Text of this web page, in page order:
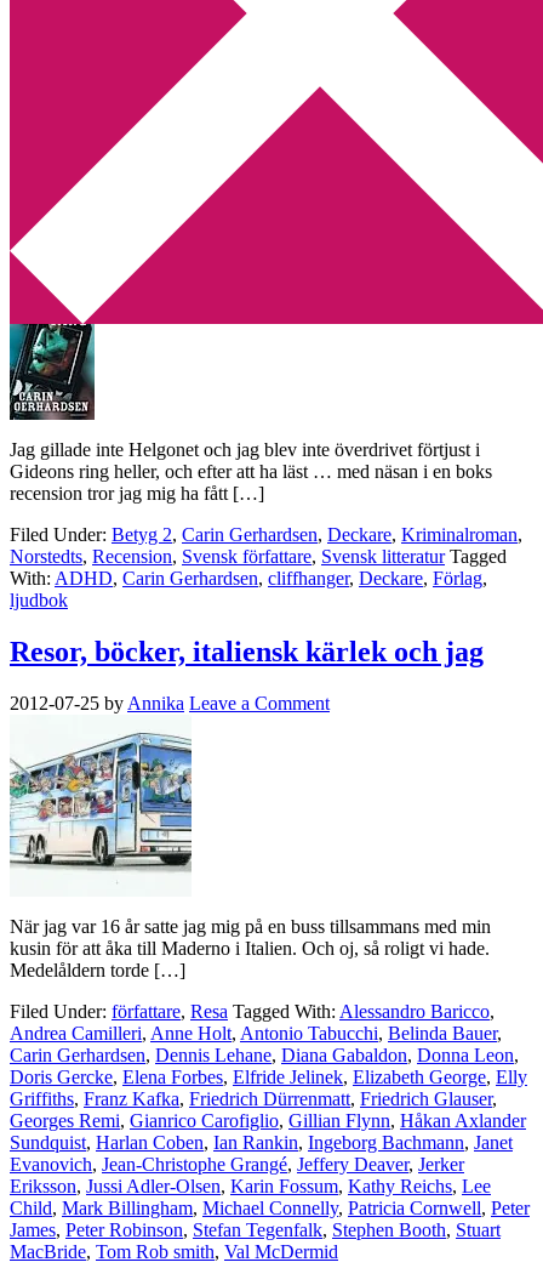
Utskriftscentralen
Min tv-blogg
You are here:Home Archives for Carin Gerhardsen
Recension: Gideons Ring av Carin
Gerhardsen
2013-08-28 byAnnika
Jag gillade inte Helgonet och jag blev inte överdrivet förtjust i
Gideons ring heller, och efter att ha läst … med näsan i en boks
recension tror jag mig ha fått […]
Filed Under: Betyg 2, Carin Gerhardsen, Deckare, Kriminalroman,
Norstedts, Recension, Svensk författare, Svensk litteratur Tagged
With: ADHD, Carin Gerhardsen, cliffhanger, Deckare, Förlag,
ljudbok
Resor, böcker, italiensk kärlek och jag
2012-07-25 by Annika Leave a Comment
När jag var 16 år satte jag mig på en buss tillsammans med min
kusin för att åka till Maderno i Italien. Och oj, så roligt vi hade.
Medelåldern torde […]
Filed Under: författare, Resa Tagged With: Alessandro Baricco,
Andrea Camilleri, Anne Holt, Antonio Tabucchi, Belinda Bauer,
Carin Gerhardsen, Dennis Lehane, Diana Gabaldon, Donna Leon,
Doris Gercke, Elena Forbes, Elfride Jelinek, Elizabeth George, Elly
Griffiths, Franz Kafka, Friedrich Dürrenmatt, Friedrich Glauser,
Georges Remi, Gianrico Carofiglio, Gillian Flynn, Håkan Axlander
Sundquist, Harlan Coben, Ian Rankin, Ingeborg Bachmann, Janet
Evanovich, Jean-Christophe Grangé, Jeffery Deaver, Jerker
Eriksson, Jussi Adler-Olsen, Karin Fossum, Kathy Reichs, Lee
Child, Mark Billingham, Michael Connelly, Patricia Cornwell, Peter
James, Peter Robinson, Stefan Tegenfalk, Stephen Booth, Stuart
MacBride, Tom Rob smith, Val McDermid